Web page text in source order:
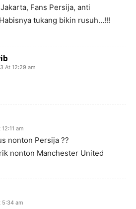
Fans Persija, anti
tukang bikin rusuh…!!!
At 12:29 am
am
nonton Persija ??
nonton Manchester United
5:34 am